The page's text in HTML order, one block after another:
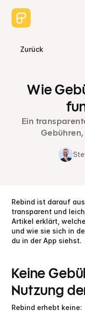
Zurück
Wie
Ein
Rebind ist darauf
transparent und
Artikel erklärt,
und wie sie sich in
du in der App siehst.
Keine
Nutzung
Rebind erhebt keine: